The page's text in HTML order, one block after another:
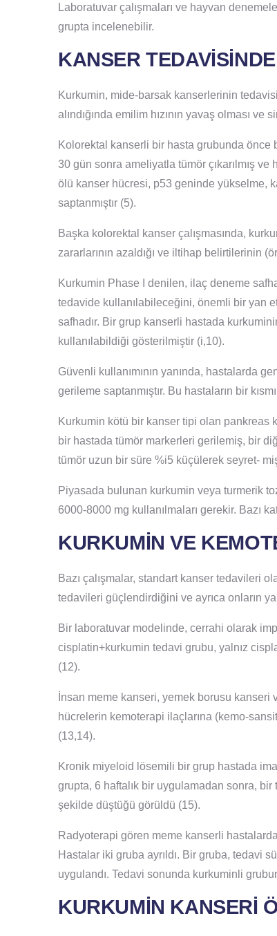
Laboratuvar çalışmaları ve hayvan
grupta incelenebilir.
KANSER
Kurkumin, mide-barsak kanserlerinin
alındığında emilim hızının yavaş olması ve
Kolorektal kanserli bir hasta grubunda önce
30 gün sonra ameliyatla tümör çıkarılmış
ölü kanser hücresi, p53 geninde yükselme,
saptanmıştır (5).
Başka kolorektal kanser çalışmasında,
zararlarının azaldığı ve iltihap belirtilerinin
Kurkumin Phase I denilen, ilaç deneme
tedavide kullanılabileceğini, önemli bir yan
safhadır. Bir grup kanserli hastada
kullanılabildiği gösterilmiştir (i,10).
Güvenli kullanımının yanında, hastalarda
gerileme saptanmıştır. Bu hastaların bir
Kurkumin kötü bir kanser tipi olan pankreas
bir hastada tümör markerleri gerilemiş, bir
tümör uzun bir süre %i5 küçülerek seyret-
Piyasada bulunan kurkumin veya turmerik
6000-8000 mg kullanılmaları gerekir. Bazı
KURKUMİN VE
Bazı çalışmalar, standart kanser tedavileri
tedavileri güçlendirdiğini ve ayrıca onların
Bir laboratuvar modelinde, cerrahi olarak
cisplatin+kurkumin tedavi grubu, yalnız
(12).
İnsan meme kanseri, yemek borusu
hücrelerin kemoterapi ilaçlarına (kemo-
(13,14).
Kronik miyeloid lösemili bir grup hastada
grupta, 6 haftalık bir uygulamadan sonra,
şekilde düştüğü görüldü (15).
Radyoterapi gören meme kanserli
Hastalar iki gruba ayrıldı. Bir gruba, tedavi
uygulandı. Tedavi sonunda kurkuminli
KURKUMİN KANSERİ